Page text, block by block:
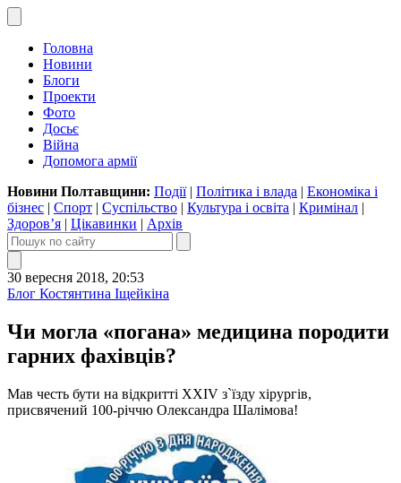
Головна
Новини
Блоги
Проекти
Фото
Досьє
Війна
Допомога армії
Новини Полтавщини: Події| Політика і влада | Економіка і
бізнес | Спорт | Суспільство | Культура і освіта | Кримінал |
Здоров’я | Цікавинки | Архів
30 вересня 2018, 20:53
Блог Костянтина Іщейкіна
Чи могла «погана» медицина породити
гарних фахівців?
Мав честь бути на відкритті XXIV з`їзду хірургів,
присвячений 100-річчю Олександра Шалімова!